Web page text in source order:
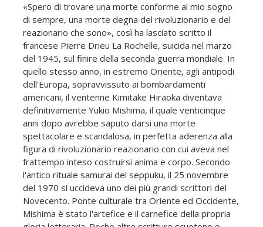
«Spero di trovare una morte conforme al mio sogno
di sempre, una morte degna del rivoluzionario e del
reazionario che sono», così ha lasciato scritto il
francese Pierre Drieu La Rochelle, suicida nel marzo
del 1945, sul finire della seconda guerra mondiale. In
quello stesso anno, in estremo Oriente, agli antipodi
dell'Europa, sopravvissuto ai bombardamenti
americani, il ventenne Kimitake Hiraoka diventava
definitivamente Yukio Mishima, il quale venticinque
anni dopo avrebbe saputo darsi una morte
spettacolare e scandalosa, in perfetta aderenza alla
figura di rivoluzionario reazionario con cui aveva nel
frattempo inteso costruirsi anima e corpo. Secondo
l'antico rituale samurai del seppuku, il 25 novembre
del 1970 si uccideva uno dei più grandi scrittori del
Novecento. Ponte culturale tra Oriente ed Occidente,
Mishima è stato l'artefice e il carnefice della propria